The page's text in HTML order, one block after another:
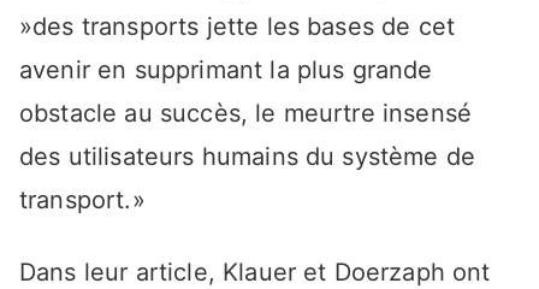
»des transports jette les bases de cet
avenir en supprimant la plus grande
obstacle au succès, le meurtre insensé
des utilisateurs humains du système de
transport.»
Dans leur article, Klauer et Doerzaph ont